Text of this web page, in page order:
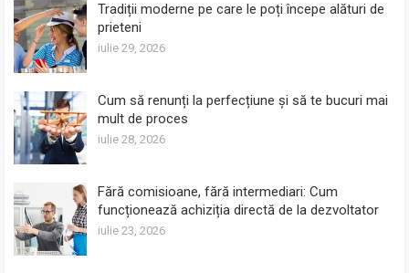
Tradiții moderne pe care le poți începe alături de
prieteni
iulie 29, 2026
Cum să renunți la perfecțiune și să te bucuri mai
mult de proces
iulie 28, 2026
Fără comisioane, fără intermediari: Cum
funcționează achiziția directă de la dezvoltator
iulie 23, 2026